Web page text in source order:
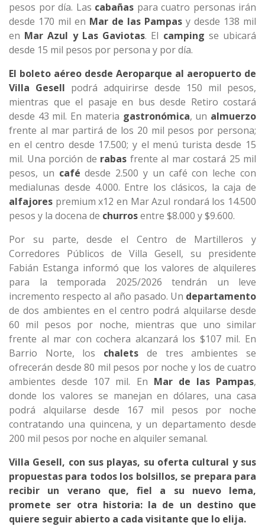
pesos por día. Las cabañas para cuatro personas irán
desde 170 mil en Mar de las Pampas y desde 138 mil
en Mar Azul y Las Gaviotas. El camping se ubicará
desde 15 mil pesos por persona y por día.
El boleto aéreo desde Aeroparque al aeropuerto de
Villa Gesell podrá adquirirse desde 150 mil pesos,
mientras que el pasaje en bus desde Retiro costará
desde 43 mil. En materia gastronómica, un almuerzo
frente al mar partirá de los 20 mil pesos por persona;
en el centro desde 17.500; y el menú turista desde 15
mil. Una porción de rabas frente al mar costará 25 mil
pesos, un cafédesde 2.500 y un café con leche con
medialunas desde 4.000. Entre los clásicos, la caja de
alfajores premium x12 en Mar Azul rondará los 14.500
pesos y la docena de churrosentre $8.000 y $9.600.
Por su parte, desde el Centro de Martilleros y
Corredores Públicos de Villa Gesell, su presidente
Fabián Estanga informó que los valores de alquileres
para la temporada 2025/2026 tendrán un leve
incremento respecto al año pasado. Un departamento
de dos ambientes en el centro podrá alquilarse desde
60 mil pesos por noche, mientras que uno similar
frente al mar con cochera alcanzará los $107 mil. En
Barrio Norte, los chalets de tres ambientes se
ofrecerán desde 80 mil pesos por noche y los de cuatro
ambientes desde 107 mil. En Mar de las Pampas,
donde los valores se manejan en dólares, una casa
podrá alquilarse desde 167 mil pesos por noche
contratando una quincena, y un departamento desde
200 mil pesos por noche en alquiler semanal.
Villa Gesell, con sus playas, su oferta cultural y sus
propuestas para todos los bolsillos, se prepara para
recibir un verano que, fiel a su nuevo lema,
promete ser otra historia: la de un destino que
quiere seguir abierto a cada visitante que lo elija.